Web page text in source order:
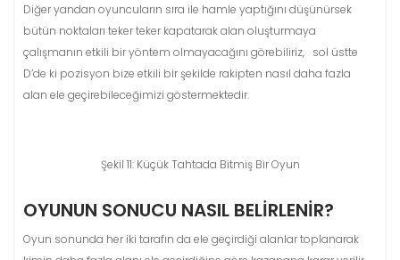
Diğer yandan oyuncuların sıra ile hamle yaptığını düşünürsek
bütün noktaları teker teker kapatarak alan oluşturmaya
çalışmanın etkili bir yöntem olmayacağını görebiliriz, sol üstte
D’de ki pozisyon bize etkili bir şekilde rakipten nasıl daha fazla
alan ele geçirebileceğimizi göstermektedir.
Şekil 11: Küçük Tahtada Bitmiş Bir Oyun
OYUNUN SONUCU NASIL BELIRLENIR?
Oyun sonunda her iki tarafın da ele geçirdiği alanlar toplanarak